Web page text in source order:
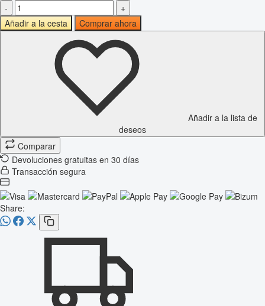
-
+
Añadir a la cesta
Comprar ahora
Añadir a la lista de
deseos
Comparar
Devoluciones gratuitas en 30 días
Transacción segura
Share: